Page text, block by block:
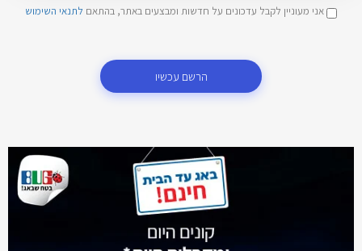
אני מעוניין לקבל עדכונים על חדשות ומבצעים באתר, בהתאם לתנאי השימוש
הרשם עכשיו